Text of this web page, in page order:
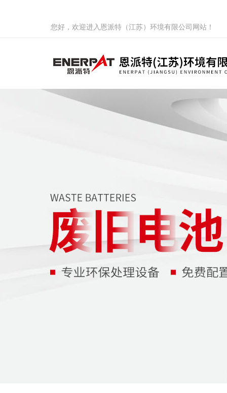
您好，欢迎进入恩派特（江苏）环境有限公司网站！